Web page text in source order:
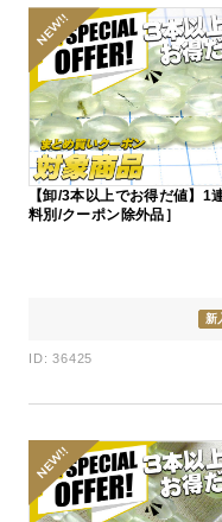
【卸/3本以上でお得だ値】
料別/クーポン除外品］
新
ID: 36425